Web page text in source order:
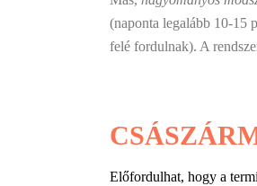
(naponta legalább 10-15
felé fordulnak). A
Előfordulhat, hogy a